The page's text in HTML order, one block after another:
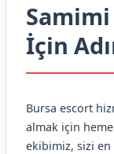
İçin
Bursa escort
almak için
ekibimiz, sizi